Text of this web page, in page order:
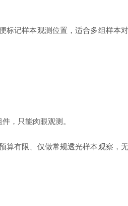
记样本观测位置，适合多组样本
，只能肉眼观测。
有限、仅做常规透光样本观察，